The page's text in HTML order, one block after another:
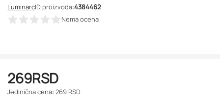
LuminarcID proizvoda:4384462
Nema ocena
269RSD
Jedinična cena: 269 RSD